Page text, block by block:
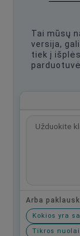
Tai mūsų
versija,
tiek į
Arba
Kokios yra
Tikros